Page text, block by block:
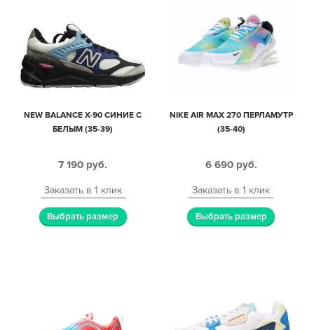
NEW BALANCE X-90 СИНИЕ С
БЕЛЫМ (35-39)
7 190 руб.
Заказать в 1 клик
Выбрать размер
NIKE AIR MAX 270 ПЕРЛАМУТР
(35-40)
6 690 руб.
Заказать в 1 клик
Выбрать размер